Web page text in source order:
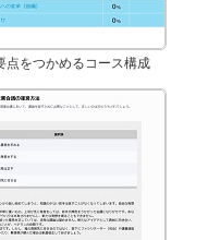
点をつかめるコース構成